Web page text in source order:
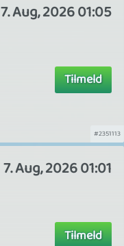
7. Aug, 2026 01:05
Tilmeld
#2351113
7. Aug, 2026 01:01
Tilmeld